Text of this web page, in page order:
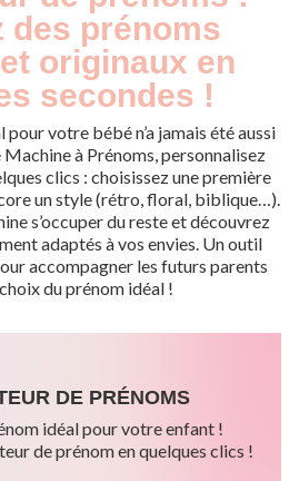
des prénoms
originaux en
secondes !
votre bébé n’a jamais été aussi
à Prénoms, personnalisez
clics : choisissez une première
un style (rétro, floral, biblique…).
s’occuper du reste et découvrez
adaptés à vos envies. Un outil
accompagner les futurs parents
du prénom idéal !
DE PRÉNOMS
idéal pour votre enfant !
de prénom en quelques clics !